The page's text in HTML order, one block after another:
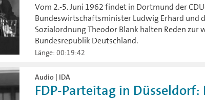
Vom 2.-5. Juni 1962 findet in Dortmund der
Bundeswirtschaftsminister Ludwig Erhard und
Sozialordnung Theodor Blank halten Reden zur
Bundesrepublik Deutschland.
Länge: 00:19:42
Audio | IDA
FDP-Parteitag in Düsseldorf: